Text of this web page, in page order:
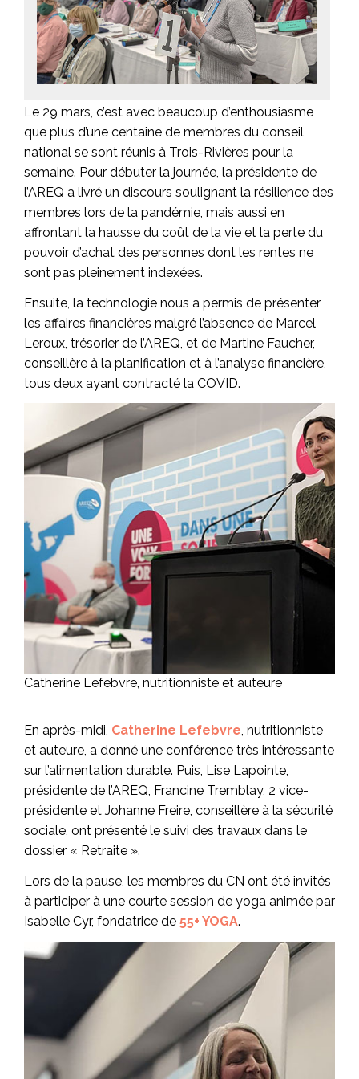
Le 29 mars, c’est avec beaucoup d’enthousiasme
que plus d’une centaine de membres du conseil
national se sont réunis à Trois-Rivières pour la
semaine. Pour débuter la journée, la présidente de
l’AREQ a livré un discours soulignant la résilience des
membres lors de la pandémie, mais aussi en
affrontant la hausse du coût de la vie et la perte du
pouvoir d’achat des personnes dont les rentes ne
sont pas pleinement indexées.
Ensuite, la technologie nous a permis de présenter
les affaires financières malgré l’absence de Marcel
Leroux, trésorier de l’AREQ, et de Martine Faucher,
conseillère à la planification et à l’analyse financière,
tous deux ayant contracté la COVID.
Catherine Lefebvre, nutritionniste et auteure
En après-midi, Catherine Lefebvre, nutritionniste
et auteure, a donné une conférence très intéressante
sur l’alimentation durable. Puis, Lise Lapointe,
présidente de l’AREQ, Francine Tremblay, 2 vice-
présidente et Johanne Freire, conseillère à la sécurité
sociale, ont présenté le suivi des travaux dans le
dossier « Retraite ».
Lors de la pause, les membres du CN ont été invités
à participer à une courte session de yoga animée par
Isabelle Cyr, fondatrice de 55+ YOGA.